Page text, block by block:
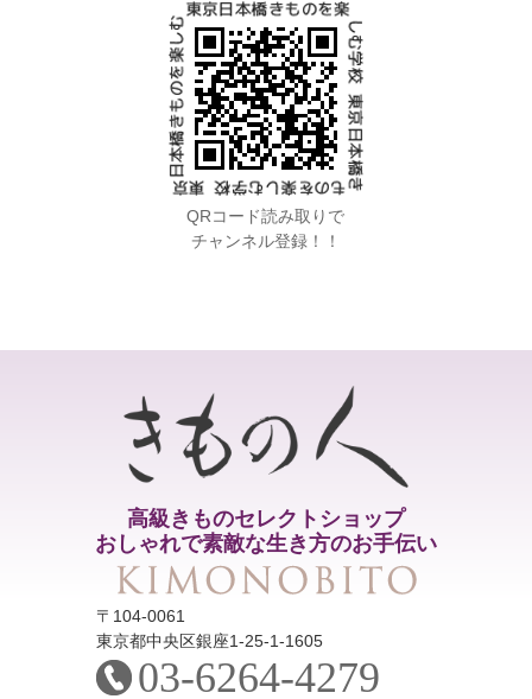
QRコード読み取りで
チャンネル登録！！
高級きものセレクトショップ
おしゃれで素敵な生き方のお手伝い
〒104-0061
東京都中央区銀座1-25-1-1605
03-6264-4279